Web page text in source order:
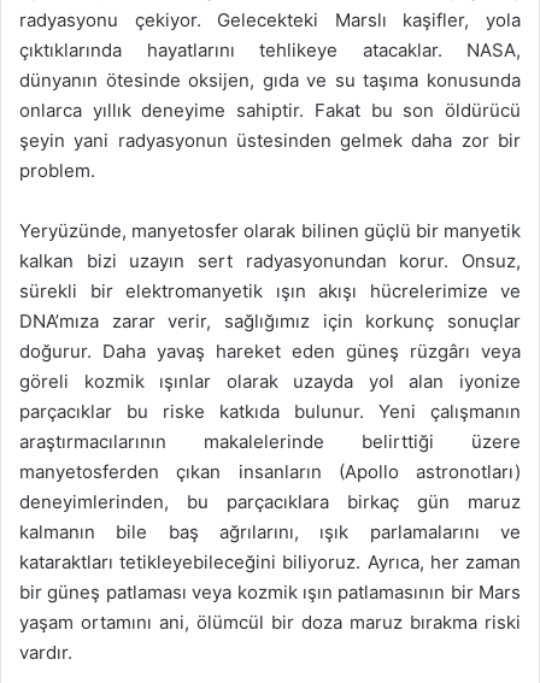
radyasyonu çekiyor. Gelecekteki Marslı kaşifler, yola
çıktıklarında hayatlarını tehlikeye atacaklar. NASA,
dünyanın ötesinde oksijen, gıda ve su taşıma konusunda
onlarca yıllık deneyime sahiptir. Fakat bu son öldürücü
şeyin yani radyasyonun üstesinden gelmek daha zor bir
problem.
Yeryüzünde, manyetosfer olarak bilinen güçlü bir manyetik
kalkan bizi uzayın sert radyasyonundan korur. Onsuz,
sürekli bir elektromanyetik ışın akışı hücrelerimize ve
DNA’mıza zarar verir, sağlığımız için korkunç sonuçlar
doğurur. Daha yavaş hareket eden güneş rüzgârı veya
göreli kozmik ışınlar olarak uzayda yol alan iyonize
parçacıklar bu riske katkıda bulunur. Yeni çalışmanın
araştırmacılarının makalelerinde belirttiği üzere
manyetosferden çıkan insanların (Apollo astronotları)
deneyimlerinden, bu parçacıklara birkaç gün maruz
kalmanın bile baş ağrılarını, ışık parlamalarını ve
kataraktları tetikleyebileceğini biliyoruz. Ayrıca, her zaman
bir güneş patlaması veya kozmik ışın patlamasının bir Mars
yaşam ortamını ani, ölümcül bir doza maruz bırakma riski
vardır.